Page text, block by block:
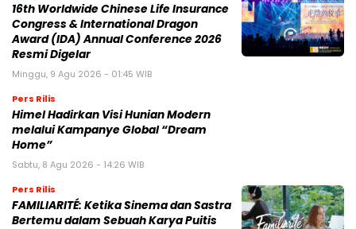
16th Worldwide Chinese Life Insurance
Congress & International Dragon
Award (IDA) Annual Conference 2026
Resmi Digelar
Minggu, 9 Agu 2026 - 01:45 WIB
Pers Rilis
Himel Hadirkan Visi Hunian Modern
melalui Kampanye Global “Dream
Home”
Sabtu, 8 Agu 2026 - 14:26 WIB
Pers Rilis
FAMILIARITÉ: Ketika Sinema dan Sastra
Bertemu dalam Sebuah Karya Puitis